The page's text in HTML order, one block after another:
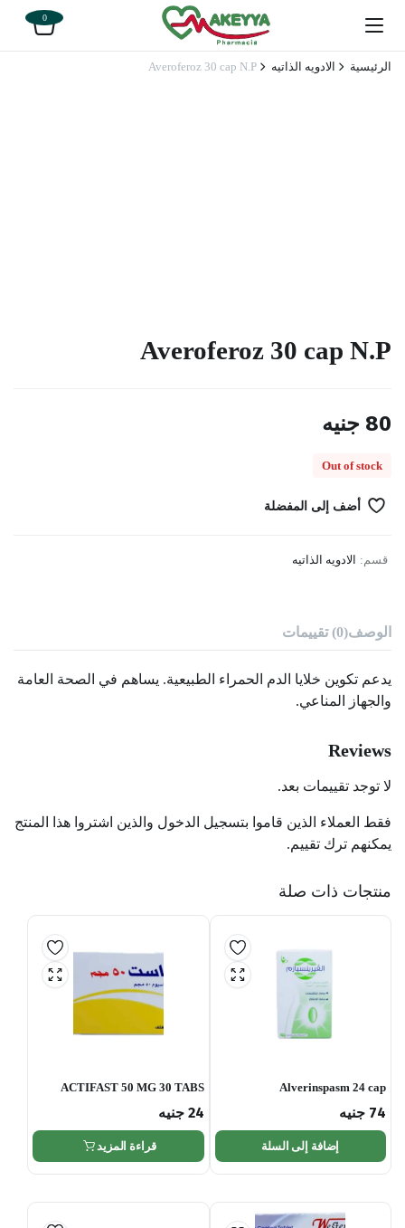
0
الرئيسية الادويه الذاتيه Averoferoz 30 cap N.P
Averoferoz 30 cap N.P
80 جنيه
Out of stock
أضف إلى المفضلة
قسم: الادويه الذاتيه
الوصف(0) تقييمات
يدعم تكوين خلايا الدم الحمراء الطبيعية. يساهم في الصحة العامة
والجهاز المناعي.
Reviews
لا توجد تقييمات بعد.
فقط العملاء الذين قاموا بتسجيل الدخول والذين اشتروا هذا المنتج
يمكنهم ترك تقييم.
منتجات ذات صلة
Alverinspasm 24 cap
74 جنيه
إضافة إلى السلة
ACTIFAST 50 MG 30 TABS
24 جنيه
قراءة المزيد